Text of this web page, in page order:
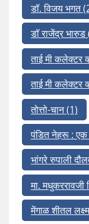
डॉ. विजय भगत
डॉ राजेंद्र भारुड
ताई मी कलेक्टर
ताई मी कलेक्टर
तोत्तो-चान(1)
पंडित नेहरू : एक
भांगरे रुपाली
मा. मधुकररावजी
मेंगाळ शीतल